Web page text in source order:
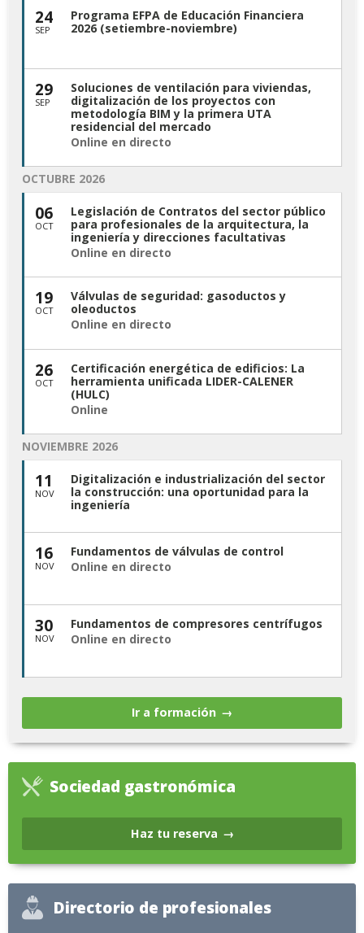
24
SEP
Programa EFPA de Educación Financiera
2026 (setiembre-noviembre)
29
SEP
Soluciones de ventilación para viviendas,
digitalización de los proyectos con
metodología BIM y la primera UTA
residencial del mercado
Online en directo
OCTUBRE 2026
06
OCT
Legislación de Contratos del sector público
para profesionales de la arquitectura, la
ingeniería y direcciones facultativas
Online en directo
19
OCT
Válvulas de seguridad: gasoductos y
oleoductos
Online en directo
26
OCT
Certificación energética de edificios: La
herramienta unificada LIDER-CALENER
(HULC)
Online
NOVIEMBRE 2026
11
NOV
Digitalización e industrialización del sector
la construcción: una oportunidad para la
ingeniería
16
NOV
Fundamentos de válvulas de control
Online en directo
30
NOV
Fundamentos de compresores centrífugos
Online en directo
Ir a formación
Sociedad gastronómica
Haz tu reserva
Directorio de profesionales